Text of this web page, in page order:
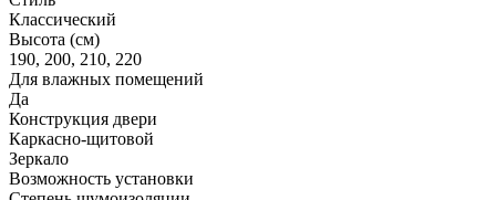
Классический
Высота (см)
190, 200, 210, 220
Для влажных помещений
Да
Конструкция двери
Каркасно-щитовой
Зеркало
Возможность установки